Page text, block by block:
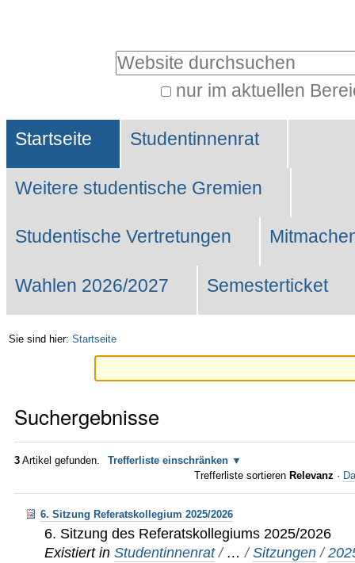
Website durchsuchen
nur im aktuellen
Suche…
Sektionen
Startseite Studentinnenrat
Weitere studentische Gremien
Studentische Vertretungen
Wahlen 2026/2027 Semesterticket
Sie sind hier: Startseite
Suchergebnisse
3 Artikel gefunden.
Trefferliste einschränken
Trefferliste sortieren Relevanz ·
6. Sitzung Referatskollegium 2025/2026
6. Sitzung des Referatskollegiums 2025/2026
Existiert in Studentinnenrat / …/Sitzungen /